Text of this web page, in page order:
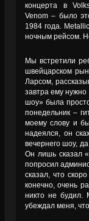
концерта в
Venom – было
1984 года.
ночным рейсом.
Мы встретили
швейцарском
Ларсом,
завтра ему
шоу» была
понедельник –
моему слову и
надеялся, он
вечернего шоу,
Он лишь сказал
попросил
сказал, что
конечно, очень
никто не будил.
убеждал меня,